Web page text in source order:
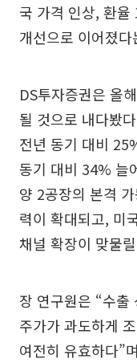
국 가격 인상, 환율
개선으로 이어졌
DS투자증권은 올
될 것으로 내다봤
전년 동기 대비
동기 대비 34% 늘
양 2공장의 본격
력이 확대되고, 미
채널 확장이 맞물
장 연구원은 “수출
주가가 과도하게
여전히 유효하다”